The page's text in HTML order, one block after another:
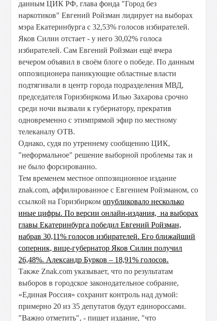
данным ЦИК РФ, глава фонда "Город без
наркотиков" Евгений Ройзман лидирует на выборах
мэра Екатеринбурга с 32,53% голосов избирателей.
Яков Силин отстает - у него 30,02% голоса
избирателей. Сам Евгений Ройзман ещё вчера
вечером объявил в своём блоге о победе. По данным
оппозиционера паникующие областные власти
подтягивали в центр города подразделения МВД,
председателя Горизбиркома Илью Захарова срочно
среди ночи вызвали к губернатору, прекратив
одновременно с этимпрямой эфир по местному
телеканалу ОТВ.
Однако, судя по утреннему сообщению ЦИК,
"неформальное" решение выборной проблемы так и
не было форсированно.
Тем временем местное оппозиционное издание
znak.com, аффилированное с Евгением Ройзманом, со
ссылкой на Горизбиркомопубликовало несколько
иные цифры. По версии онлайн-издания, на выборах
главы Екатеринбурга победил Евгений Ройзман,
набрав 30,11% голосов избирателей. Его ближайший
соперник, вице-губернатор Яков Силин получил
26,48%. Александр Бурков – 18,91% голосов.
Также Znak.com указывает, что по результатам
выборов в городское законодательное собрание,
«Единая Россия» сохранит контроль над думой:
примерно 20 из 35 депутатов будут единороссами.
"Важно отметить", - пишет издание, "что